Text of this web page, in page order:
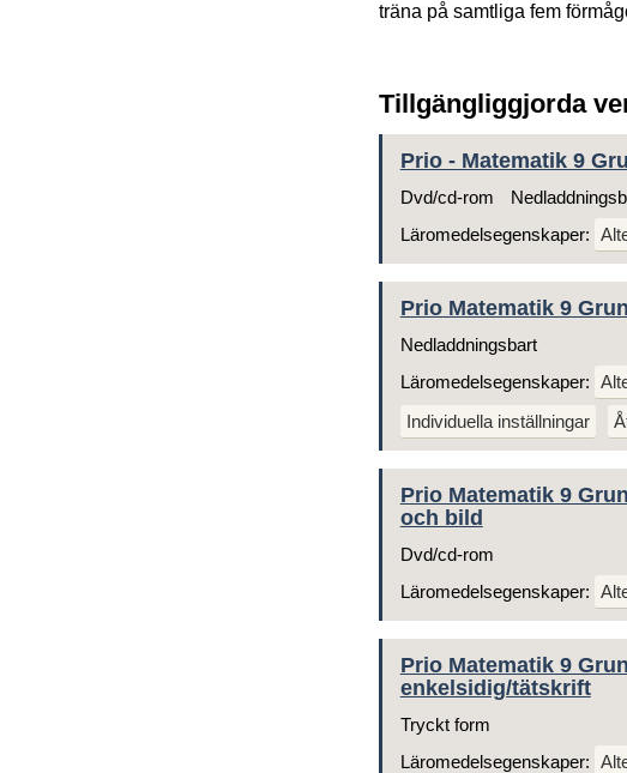
träna på samtliga fem
Tillgängliggjorda
Prio - Matematik 9
Dvd/cd-rom
Läromedelsegenskaper:
Prio Matematik 9
Nedladdningsbart
Läromedelsegenskaper:
Individuella inställningar
Prio Matematik 9
och bild
Dvd/cd-rom
Läromedelsegenskaper:
Prio Matematik 9
enkelsidig/tätskrift
Tryckt form
Läromedelsegenskaper: